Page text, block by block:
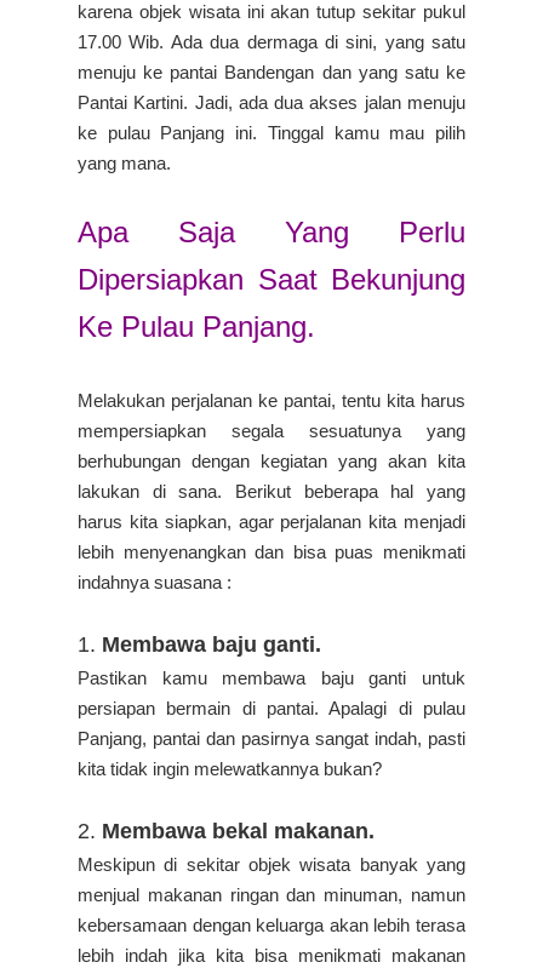
karena objek wisata ini akan tutup sekitar pukul
17.00 Wib. Ada dua dermaga di sini, yang satu
menuju ke pantai Bandengan dan yang satu ke
Pantai Kartini. Jadi, ada dua akses jalan menuju
ke pulau Panjang ini. Tinggal kamu mau pilih
yang mana.
Apa Saja Yang Perlu
Dipersiapkan Saat Bekunjung
Ke Pulau Panjang.
Melakukan perjalanan ke pantai, tentu kita harus
mempersiapkan segala sesuatunya yang
berhubungan dengan kegiatan yang akan kita
lakukan di sana. Berikut beberapa hal yang
harus kita siapkan, agar perjalanan kita menjadi
lebih menyenangkan dan bisa puas menikmati
indahnya suasana :
1. Membawa baju ganti.
Pastikan kamu membawa baju ganti untuk
persiapan bermain di pantai. Apalagi di pulau
Panjang, pantai dan pasirnya sangat indah, pasti
kita tidak ingin melewatkannya bukan?
2. Membawa bekal makanan.
Meskipun di sekitar objek wisata banyak yang
menjual makanan ringan dan minuman, namun
kebersamaan dengan keluarga akan lebih terasa
lebih indah jika kita bisa menikmati makanan